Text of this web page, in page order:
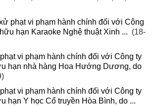
phạt vi phạm hành chính đối với Công
hạn Karaoke Nghệ thuật Xinh ... (18-
vi phạm hành chính đối với Công ty
hạn nhà hàng Hoa Hướng Dương, do
vi phạm hành chính đối với Công ty
hạn Y học Cổ truyền Hòa Bình, do ...